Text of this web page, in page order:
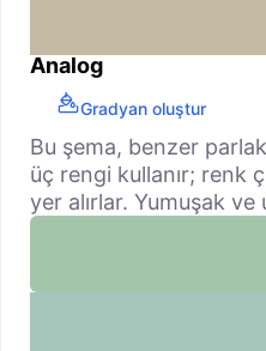
Analog
Gradyan oluştur
Bu şema, benzer
üç rengi kullanır; renk
yer alırlar. Yumuşak